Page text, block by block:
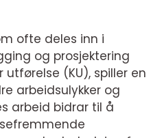
ofte deles inn i
og prosjektering
(KU), spiller en
arbeidsulykker og
arbeid bidrar til å